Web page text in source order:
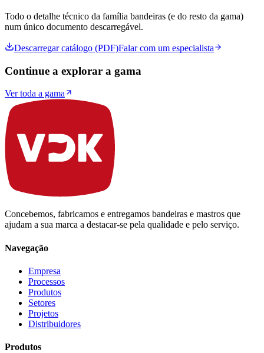
Todo o detalhe técnico da família bandeiras (e do resto da gama)
num único documento descarregável.
Descarregar catálogo (PDF)Falar com um especialista
Continue a explorar a gama
Ver toda a gama
Concebemos, fabricamos e entregamos bandeiras e mastros que
ajudam a sua marca a destacar-se pela qualidade e pelo serviço.
Navegação
Empresa
Processos
Produtos
Setores
Projetos
Distribuidores
Produtos